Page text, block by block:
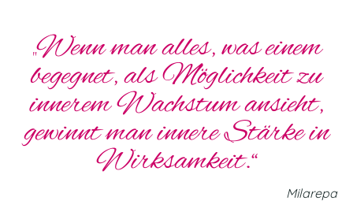
„Wenn man alles, was einem
begegnet, als Möglichkeit zu
innerem Wachstum ansieht,
gewinnt man innere Stärke in
Wirksamkeit.“
Milarepa